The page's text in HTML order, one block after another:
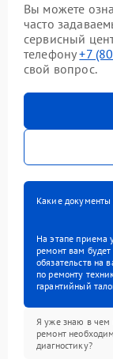
Вы можете
часто
сервисный
телефону+7
свой вопрос.
Какие документы
На этапе приема
ремонт вам
обязательств на
по ремонту
гарантийный
Я уже знаю в чем
ремонт
диагностику?